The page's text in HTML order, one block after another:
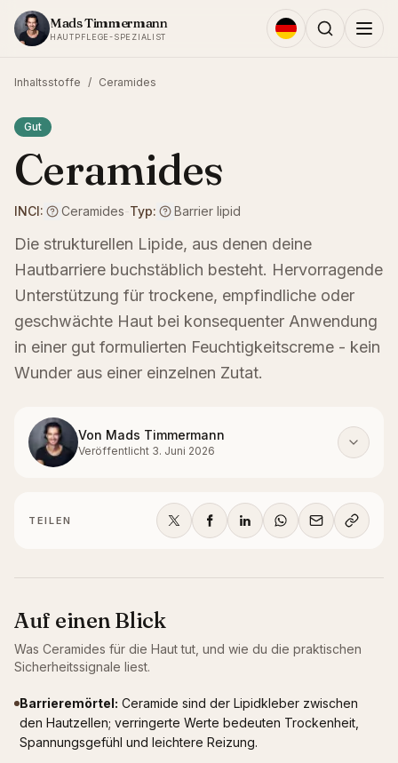
Zum Inhalt springen
Mads Timmermann
HAUTPFLEGE-SPEZIALIST
Inhaltsstoffe / Ceramides
Gut
Ceramides
INCI: Ceramides-Typ: Barrier lipid
Die strukturellen Lipide, aus denen deine
Hautbarriere buchstäblich besteht. Hervorragende
Unterstützung für trockene, empfindliche oder
geschwächte Haut bei konsequenter Anwendung
in einer gut formulierten Feuchtigkeitscreme - kein
Wunder aus einer einzelnen Zutat.
Von Mads Timmermann
Veröffentlicht 3. Juni 2026
TEILEN
Auf einen Blick
Was Ceramides für die Haut tut, und wie du die praktischen
Sicherheitssignale liest.
Barrieremörtel: Ceramide sind der Lipidkleber zwischen
den Hautzellen; verringerte Werte bedeuten Trockenheit,
Spannungsgefühl und leichtere Reizung.